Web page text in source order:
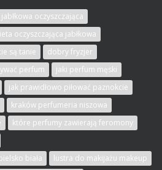
oczyszczająca
oczyszczająca jabłkowa
są tanie
dobry fryzjer
perfum
jaki perfum męski
jak prawidłowo piłować paznokcie
kraków perfumeria niszowa
które perfumy zawierają feromony
biała
lustra do makijażu makeup